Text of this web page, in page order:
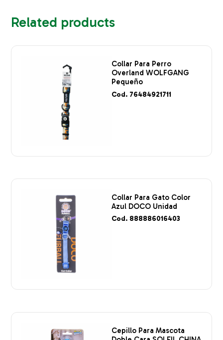
Related products
Collar Para Perro
Overland WOLFGANG
Pequeño
Cod. 76484921711
Collar Para Gato Color
Azul DOCO Unidad
Cod. 888886016403
Cepillo Para Mascota